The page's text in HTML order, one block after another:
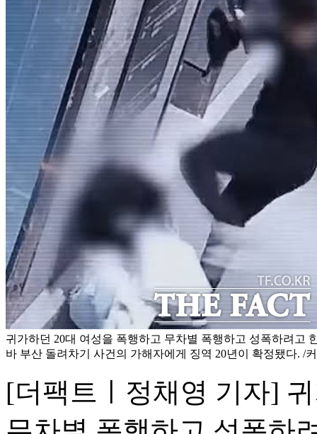
귀가하던 20대 여성을 폭행하고 무차별 폭행하고 성폭하려고
바 부산 돌려차기 사건의 가해자에게 징역 20년이 확정됐다. /
[더팩트ㅣ정채영 기자]